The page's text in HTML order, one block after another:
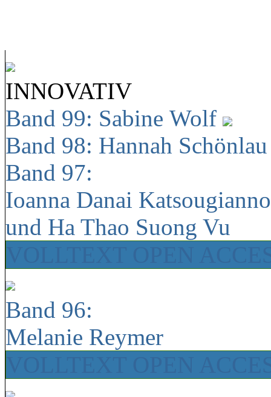
INNOVATIV
Band 99: Sabine Wolf
Band 98: Hannah
Band 97:
Ioanna Danai
und Ha Thao Suong Vu
Band 96:
Melanie Reymer